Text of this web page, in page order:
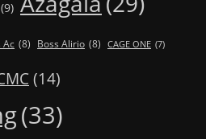
(9)
Ac (8) Boss Alirio (8) CAGE ONE (7)
(14)
(33)